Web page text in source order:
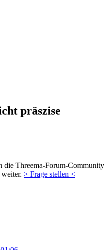
präszise
die Threema-Forum-Community
> Frage stellen <